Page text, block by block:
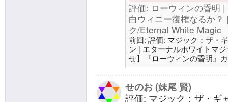
評価: ローウィンの昏明
白ウィニー復権なるか
ク/Eternal White Magic
前回: 評価: マジック：ザ・
ン | エターナルホワイトマ
せ】『ローウィンの昏明』
カードを公開いたしました
#mtgjp #MTGLorwyn— マジ
January 9, 20262026-0
せのお (妹尾 賢)
評価: マジック：ザ・ギ